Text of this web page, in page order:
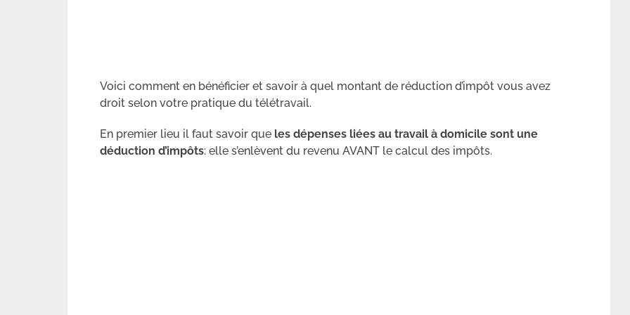
Voici comment en bénéficier et savoir à quel montant de réduction d’impôt vous avez
droit selon votre pratique du télétravail.
En premier lieu il faut savoir que les dépenses liées au travail à domicile sont une
déduction d’impôts: elle s’enlèvent du revenu AVANT le calcul des impôts.